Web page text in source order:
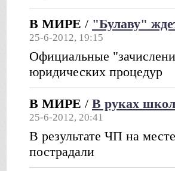
В МИРЕ / "Булаву"
25-6-2012, 19:15
Официальные
юридических процедур
В МИРЕ / В руках
25-6-2012, 20:41
В результате ЧП на
пострадали